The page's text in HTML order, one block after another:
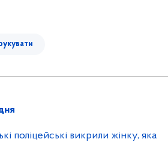
поліцейські викрили жінку, яка